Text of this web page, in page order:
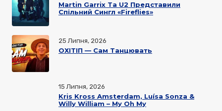
Martin Garrix Та U2 Представили
Спільний Сингл «Fireflies»
ОХІТІП — Сам Танцювать
25 Липня, 2026
Kris Kross Amsterdam, Luísa Sonza &
Willy William – My Oh My
15 Липня, 2026